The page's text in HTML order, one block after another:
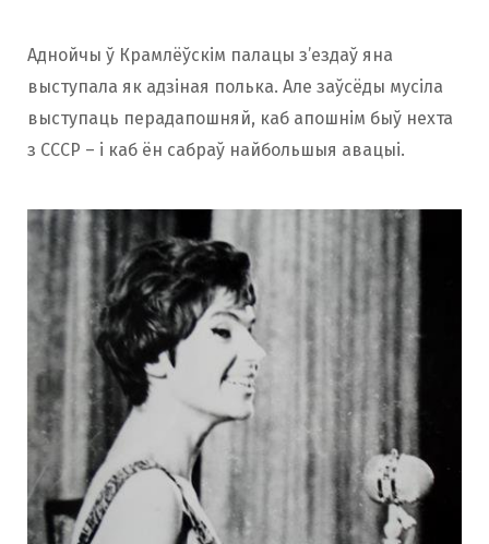
Аднойчы ў Крамлёўскім палацы з’ездаў яна
выступала як адзіная полька. Але заўсёды мусіла
выступаць перадапошняй, каб апошнім быў нехта
з СССР – і каб ён сабраў найбольшыя авацыі.